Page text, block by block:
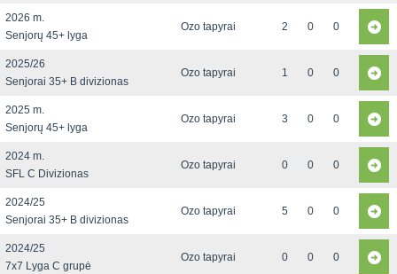
2026 m.
Senjorų 45+ lyga
Ozo tapyrai 2 0 0
2025/26
Senjorai 35+ B divizionas
Ozo tapyrai 1 0 0
2025 m.
Senjorų 45+ lyga
Ozo tapyrai 3 0 0
2024 m.
SFL C Divizionas
Ozo tapyrai 0 0 0
2024/25
Senjorai 35+ B divizionas
Ozo tapyrai 5 0 0
2024/25
7x7 Lyga C grupė
Ozo tapyrai 0 0 0